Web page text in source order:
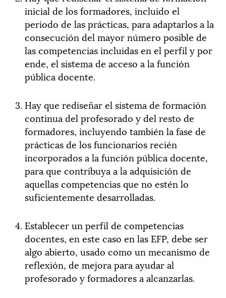
inicial de los formadores, incluido el
periodo de las prácticas, para adaptarlos a la
consecución del mayor número posible de
las competencias incluidas en el perfil y por
ende, el sistema de acceso a la función
pública docente.
Hay que rediseñar el sistema de formación
continua del profesorado y del resto de
formadores, incluyendo también la fase de
prácticas de los funcionarios recién
incorporados a la función pública docente,
para que contribuya a la adquisición de
aquellas competencias que no estén lo
suficientemente desarrolladas.
Establecer un perfil de competencias
docentes, en este caso en las EFP, debe ser
algo abierto, usado como un mecanismo de
reflexión, de mejora para ayudar al
profesorado y formadores a alcanzarlas.